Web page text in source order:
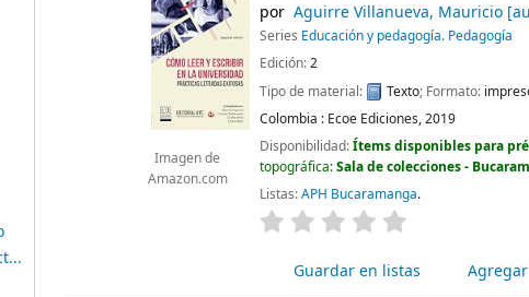
Imagen de
Amazon.com
por Aguirre Villanueva, Mauricio
Series Educación y pedagogía. Pedagogía
Edición:2
Tipo de material:
Texto; Formato:
Colombia : Ecoe Ediciones,2019
Disponibilidad:Ítems disponibles para
topográfica:Sala de colecciones -
Listas:APH Bucaramanga.
valoración
Guardar en listas